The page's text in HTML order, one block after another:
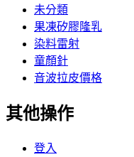
未分類
果凍矽膠隆乳
染料雷射
童顏針
音波拉皮價格
其他操作
登入